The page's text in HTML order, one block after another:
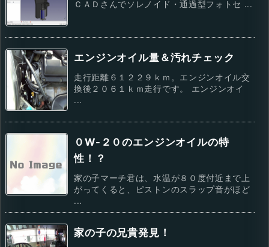
ＣＡＤさんでソレノイド・通過型フォトセ ...
エンジンオイル量＆汚れチェック
走行距離６１２２９ｋｍ。エンジンオイル交
換後２０６１ｋｍ走行です。 エンジンオイ
...
０W-２０のエンジンオイルの特
性！？
家の子マーチ君は、水温が８０度付近まで上
がってくると、ピストンのスラップ音がほど
...
家の子の兄貴発見！